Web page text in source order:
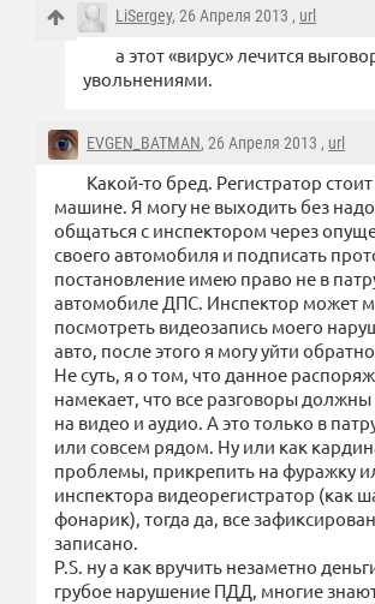
LiSergey, 26 Апреля 2013 , url
а этот «вирус» лечится
увольнениями.
EVGEN_BATMAN, 26 Апреля 2013 , url
Какой-то бред. Регистратор
машине. Я могу не выходить без
общаться с инспектором через
своего автомобиля и подписать
постановление имею право не в
автомобиле ДПС. Инспектор может
посмотреть видеозапись моего
авто, после этого я могу уйти
Не суть, я о том, что данное
намекает, что все разговоры
на видео и аудио. А это только в
или совсем рядом. Ну или как
проблемы, прикрепить на фуражку
инспектора видеорегистратор (как
фонарик), тогда да, все
записано.
P.S. ну а как вручить незаметно
грубое нарушение ПДД, многие